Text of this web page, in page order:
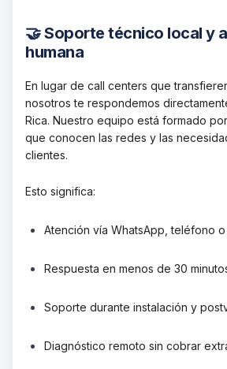
🤝 Soporte técnico local y
humana
En lugar de call centers que
nosotros te respondemos
Rica. Nuestro equipo está formado
que conocen las redes y las
clientes.
Esto significa:
Atención vía WhatsApp, teléfono
Respuesta en menos de 30
Soporte durante instalación y
Diagnóstico remoto sin cobrar